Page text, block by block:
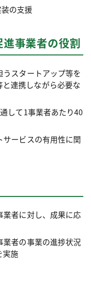
の支援
事業者の役割
うスタートアップ等を
連携しながら必要な
して1事業者あたり40
サービスの有用性に関
業者に対し、成果に応
業者の事業の進捗状況
実施